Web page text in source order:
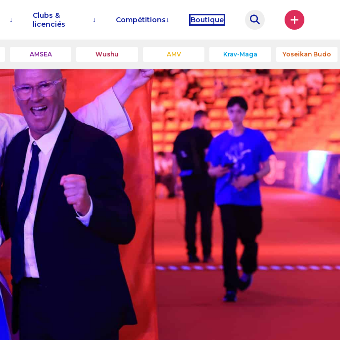
Clubs &
licenciés
Compétitions Boutique
AMSEA Wushu AMV Krav-Maga Yoseikan Budo